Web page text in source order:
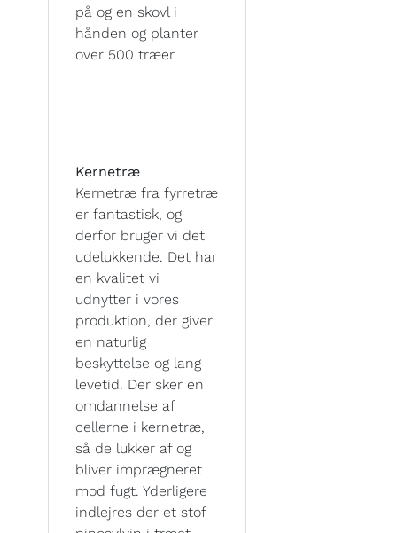
på og en skovl i
hånden og planter
over 500 træer.
Kernetræ
Kernetræ fra fyrretræ
er fantastisk, og
derfor bruger vi det
udelukkende. Det har
en kvalitet vi
udnytter i vores
produktion, der giver
en naturlig
beskyttelse og lang
levetid. Der sker en
omdannelse af
cellerne i kernetræ,
så de lukker af og
bliver imprægneret
mod fugt. Yderligere
indlejres der et stof